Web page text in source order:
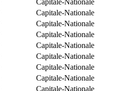
Capitale-Nationale
Capitale-Nationale
Capitale-Nationale
Capitale-Nationale
Capitale-Nationale
Capitale-Nationale
Capitale-Nationale
Capitale-Nationale
Capitale-Nationale